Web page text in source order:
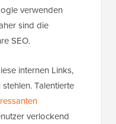
verwenden
sind die
SEO.
internen Links,
Talentierte
verlockend